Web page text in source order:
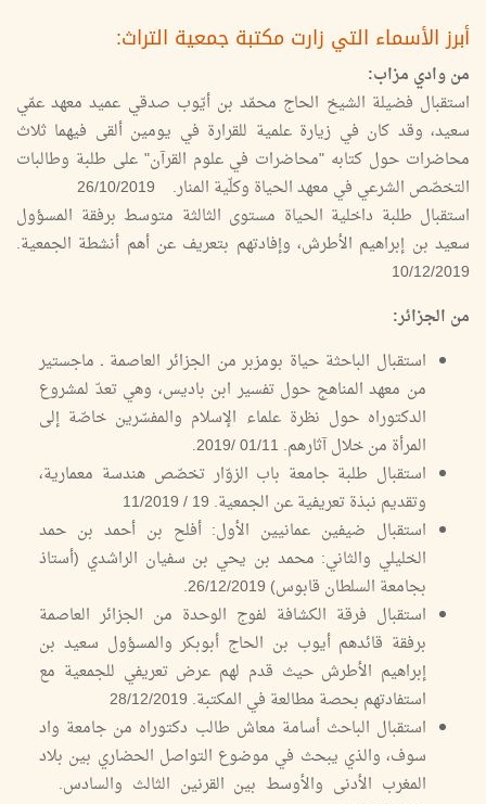
أبرز الأسماء التي زارت مكتبة جمعية التراث:
من وادي مزاب:
استقبال فضيلة الشيخ الحاج محمّد بن أيّوب صدقي عميد معهد عمّي
سعيد، وقد كان في زيارة علمية للقرارة في يومين ألقى فيهما ثلاث
محاضرات حول كتابه "محاضرات في علوم القرآن" على طلبة وطالبات
التخصّص الشرعي في معهد الحياة وكلّية المنار. 26/10/2019
استقبال طلبة داخلية الحياة مستوى الثالثة متوسط برفقة المسؤول
سعيد بن إبراهيم الأطرش، وإفادتهم بتعريف عن أهم أنشطة الجمعية.
10/12/2019
من الجزائر:
استقبال الباحثة حياة بومزبر من الجزائر العاصمة ـ ماجستير
من معهد المناهج حول تفسير ابن باديس، وهي تعدّ لمشروع
الدكتوراه حول نظرة علماء الإسلام والمفسّرين خاصّة إلى
المرأة من خلال آثارهم. 01/11 /2019.
استقبال طلبة جامعة باب الزوّار تخصّص هندسة معمارية،
وتقديم نبذة تعريفية عن الجمعية. 19 / 11/2019
استقبال ضيفين عمانيين الأول: أفلح بن أحمد بن حمد
الخليلي والثاني: محمد بن يحي بن سفيان الراشدي (أستاذ
بجامعة السلطان قابوس) 26/12/2019.
استقبال فرقة الكشافة لفوج الوحدة من الجزائر العاصمة
برفقة قائدهم أيوب بن الحاج أبوبكر والمسؤول سعيد بن
إبراهيم الأطرش حيث قدم لهم عرض تعريفي للجمعية مع
استفادتهم بحصة مطالعة في المكتبة. 28/12/2019
استقبال الباحث أسامة معاش طالب دكتوراه من جامعة واد
سوف، والذي يبحث في موضوع التواصل الحضاري بين بلاد
المغرب الأدنى والأوسط بين القرنين الثالث والسادس.